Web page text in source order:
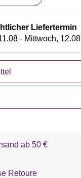
Liefertermin
- Mittwoch, 12.08
ab 50 €
Retoure